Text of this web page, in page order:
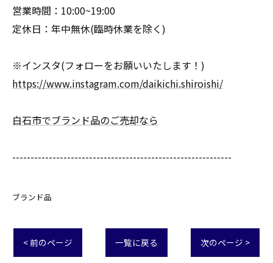
営業時間：10:00~19:00
定休日：年中無休(臨時休業を除く)
※インスタ(フォローをお願いいたします！)
https://www.instagram.com/daikichi.shiroishi/
白石市でブランド品のご売却なら
------------------------------------------------------------
ブランド品
< 前のページ 一覧に戻る 次のページ >